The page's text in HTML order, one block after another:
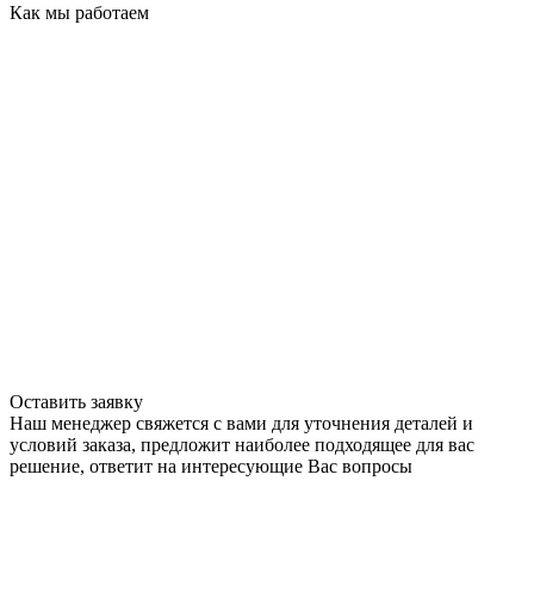
Как мы работаем
Оставить заявку
Наш менеджер свяжется с вами для уточнения деталей и
условий заказа, предложит наиболее подходящее для вас
решение, ответит на интересующие Вас вопросы